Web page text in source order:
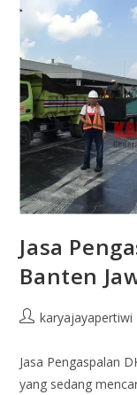
Jasa
Banten
karyajayapertiwi
Jasa Pengaspalan
yang sedang